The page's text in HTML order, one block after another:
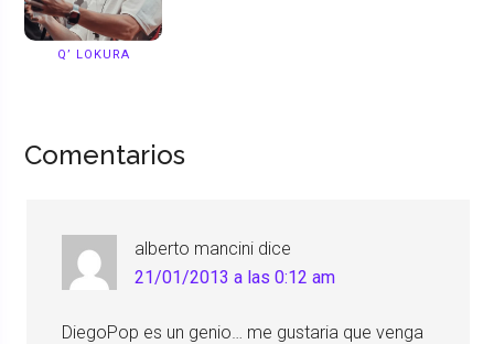
Q’ LOKURA
Comentarios
alberto mancini dice
21/01/2013 a las 0:12 am
DiegoPop es un genio… me gustaria que venga